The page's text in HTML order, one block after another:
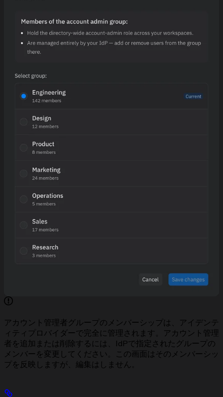
アカウント管理者グループのメンバーシップは、アイデンテ
ィティプロバイダーで完全に管理されます。アカウント管理
者を追加または削除するには、IdPで指定されたグループの
メンバーを変更してください。この画面はそのメンバーシッ
プを反映しますが、編集はしません。